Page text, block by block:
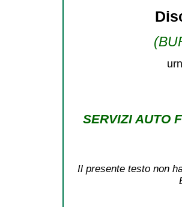
SERVIZI AUTO
Il presente testo non